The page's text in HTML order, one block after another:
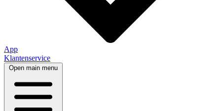
App
Klantenservice
Open main menu